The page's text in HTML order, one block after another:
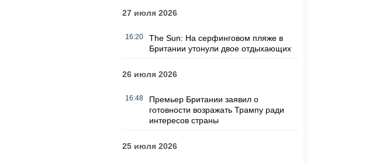
27 июля 2026
16:20
The Sun: На серфинговом пляже в
Британии утонули двое отдыхающих
26 июля 2026
16:48
Премьер Британии заявил о
готовности возражать Трампу ради
интересов страны
25 июля 2026